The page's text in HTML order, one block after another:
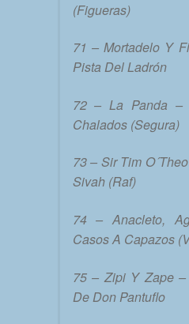
(Figueras)
71 – Mortadelo Y
Pista Del Ladrón
72 – La Panda
Chalados (Segura)
73 – Sir Tim
Sivah (Raf)
74 – Anacleto,
Casos A Capazos
75 – Zipi Y Zape –
De Don Pantuflo